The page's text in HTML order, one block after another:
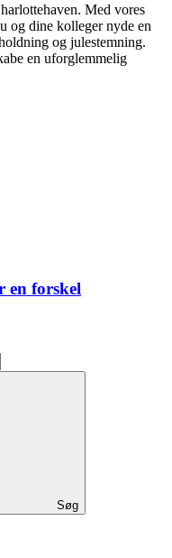
Med vores
og dine kolleger nyde en
og julestemning.
en uforglemmelig
en forskel
Søg